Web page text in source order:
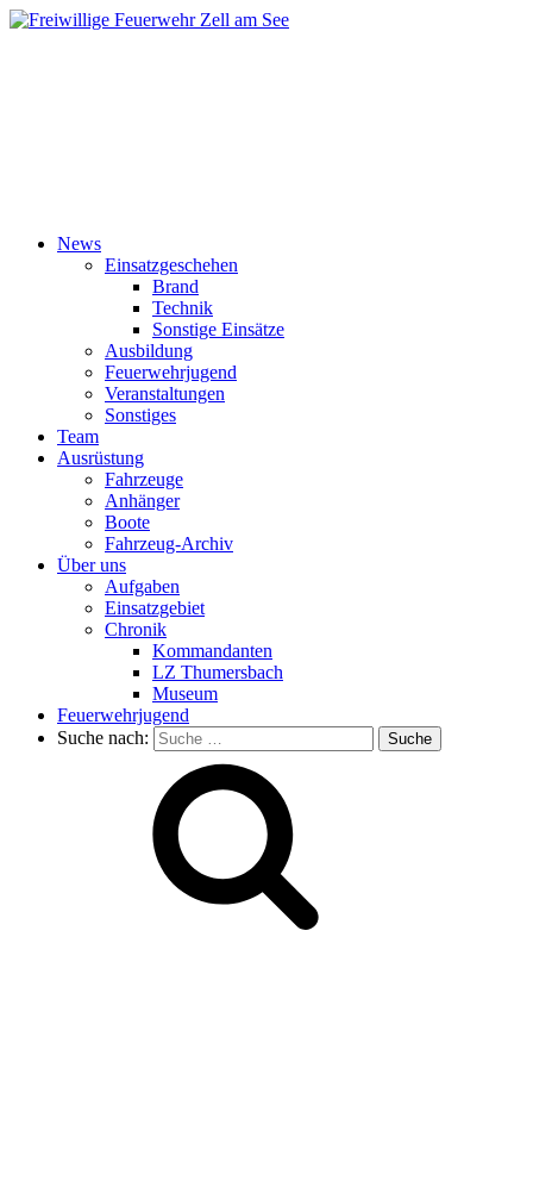
News
Einsatzgeschehen
Brand
Technik
Sonstige Einsätze
Ausbildung
Feuerwehrjugend
Veranstaltungen
Sonstiges
Team
Ausrüstung
Fahrzeuge
Anhänger
Boote
Fahrzeug-Archiv
Über uns
Aufgaben
Einsatzgebiet
Chronik
Kommandanten
LZ Thumersbach
Museum
Feuerwehrjugend
Suche nach: